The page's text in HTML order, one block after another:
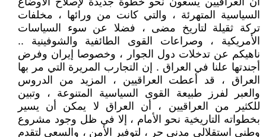
السياسية المتهرئة ، والتي كانت من ورائها ، مخلفات
تركة ثقيلة لتاريخ مضى ، فضلا عن سوء السياسات
الأمريكية ، وصراعات القوى الطائفية والشوفينية ..
ناهيكم عن تدخلات دول الجوار ، وخصوصا إيران وفرض
أجندتها علنا في العراق . إن التجارب المريرة التي مر بها
العراق ، قد أعطت العراقيين ، المزيد من الدروس
والعبر لفرز طبيعة القوى السياسية المتنوعة ، وتبين
للكثير من العراقيين ، أن العراق لا يمكن أن يسير
بخطواته التاريخية نحو الأمام ، إلا في ظل وجود مشروع
وطني استقلالي مدني حر ، لتوفير الأمن ، والسعي لتقدم